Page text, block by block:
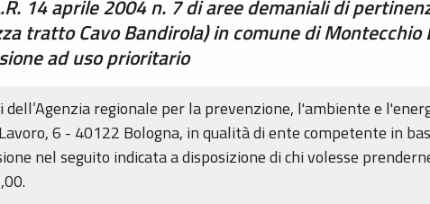
14 aprile 2004 n. 7 di aree demaniali di
tratto Cavo Bandirola) in comune di Montecchio
ad uso prioritario
regionale per la prevenzione, l'ambiente e
6 - 40122 Bologna, in qualità di ente competente in
nel seguito indicata a disposizione di chi volesse